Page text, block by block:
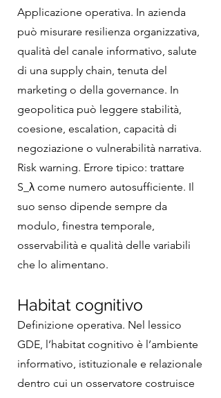
Applicazione operativa. In azienda
può misurare resilienza organizzativa,
qualità del canale informativo, salute
di una supply chain, tenuta del
marketing o della governance. In
geopolitica può leggere stabilità,
coesione, escalation, capacità di
negoziazione o vulnerabilità narrativa.
Risk warning. Errore tipico: trattare
S_λ come numero autosufficiente. Il
suo senso dipende sempre da
modulo, finestra temporale,
osservabilità e qualità delle variabili
che lo alimentano.
Habitat cognitivo
Definizione operativa. Nel lessico
GDE, l’habitat cognitivo è l’ambiente
informativo, istituzionale e relazionale
dentro cui un osservatore costruisce